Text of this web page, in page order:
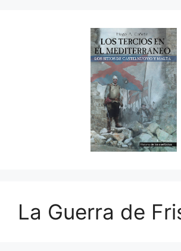
La Guerra de